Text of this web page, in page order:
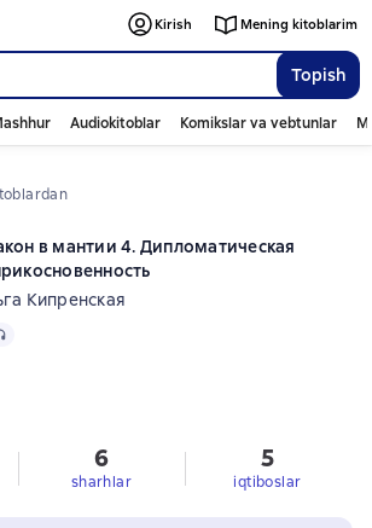
Topish
Kirish Mening kitoblarim
Audiokitoblar Komikslar va vebtunlar
в мантии 4. Дипломатическая
Кипренская
6
sharhlar
5
iqtiboslar